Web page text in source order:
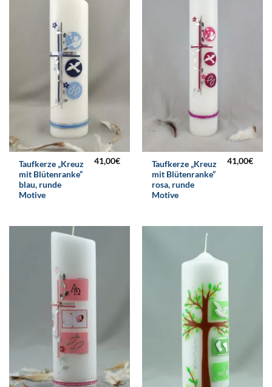
Taufkerze „Kreuz
mit Blütenranke“
blau, runde
Motive
41,00€
Taufkerze „Kreuz
mit Blütenranke“
rosa, runde
Motive
41,00€